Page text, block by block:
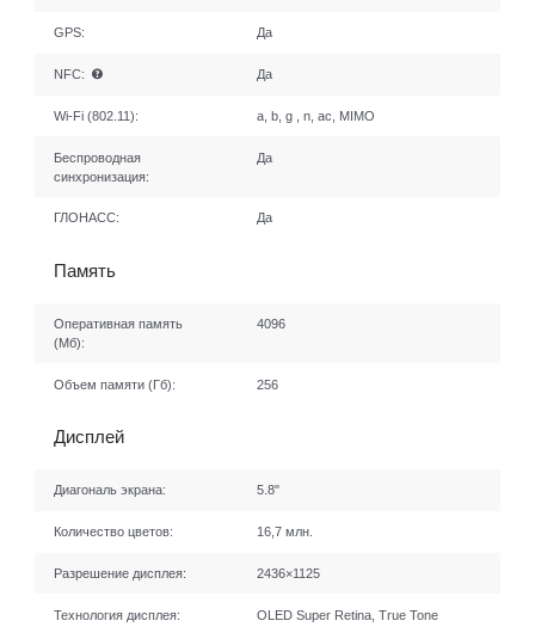
GPS: Да
NFC: Да
Wi-Fi (802.11): a, b, g , n, ac, MIMO
Беспроводная
синхронизация:
Да
ГЛОНАСС: Да
Память
Оперативная память
(Мб):
4096
Объем памяти (Гб): 256
Дисплей
Диагональ экрана: 5.8"
Количество цветов: 16,7 млн.
Разрешение дисплея: 2436×1125
Технология дисплея: OLED Super Retina, True Tone